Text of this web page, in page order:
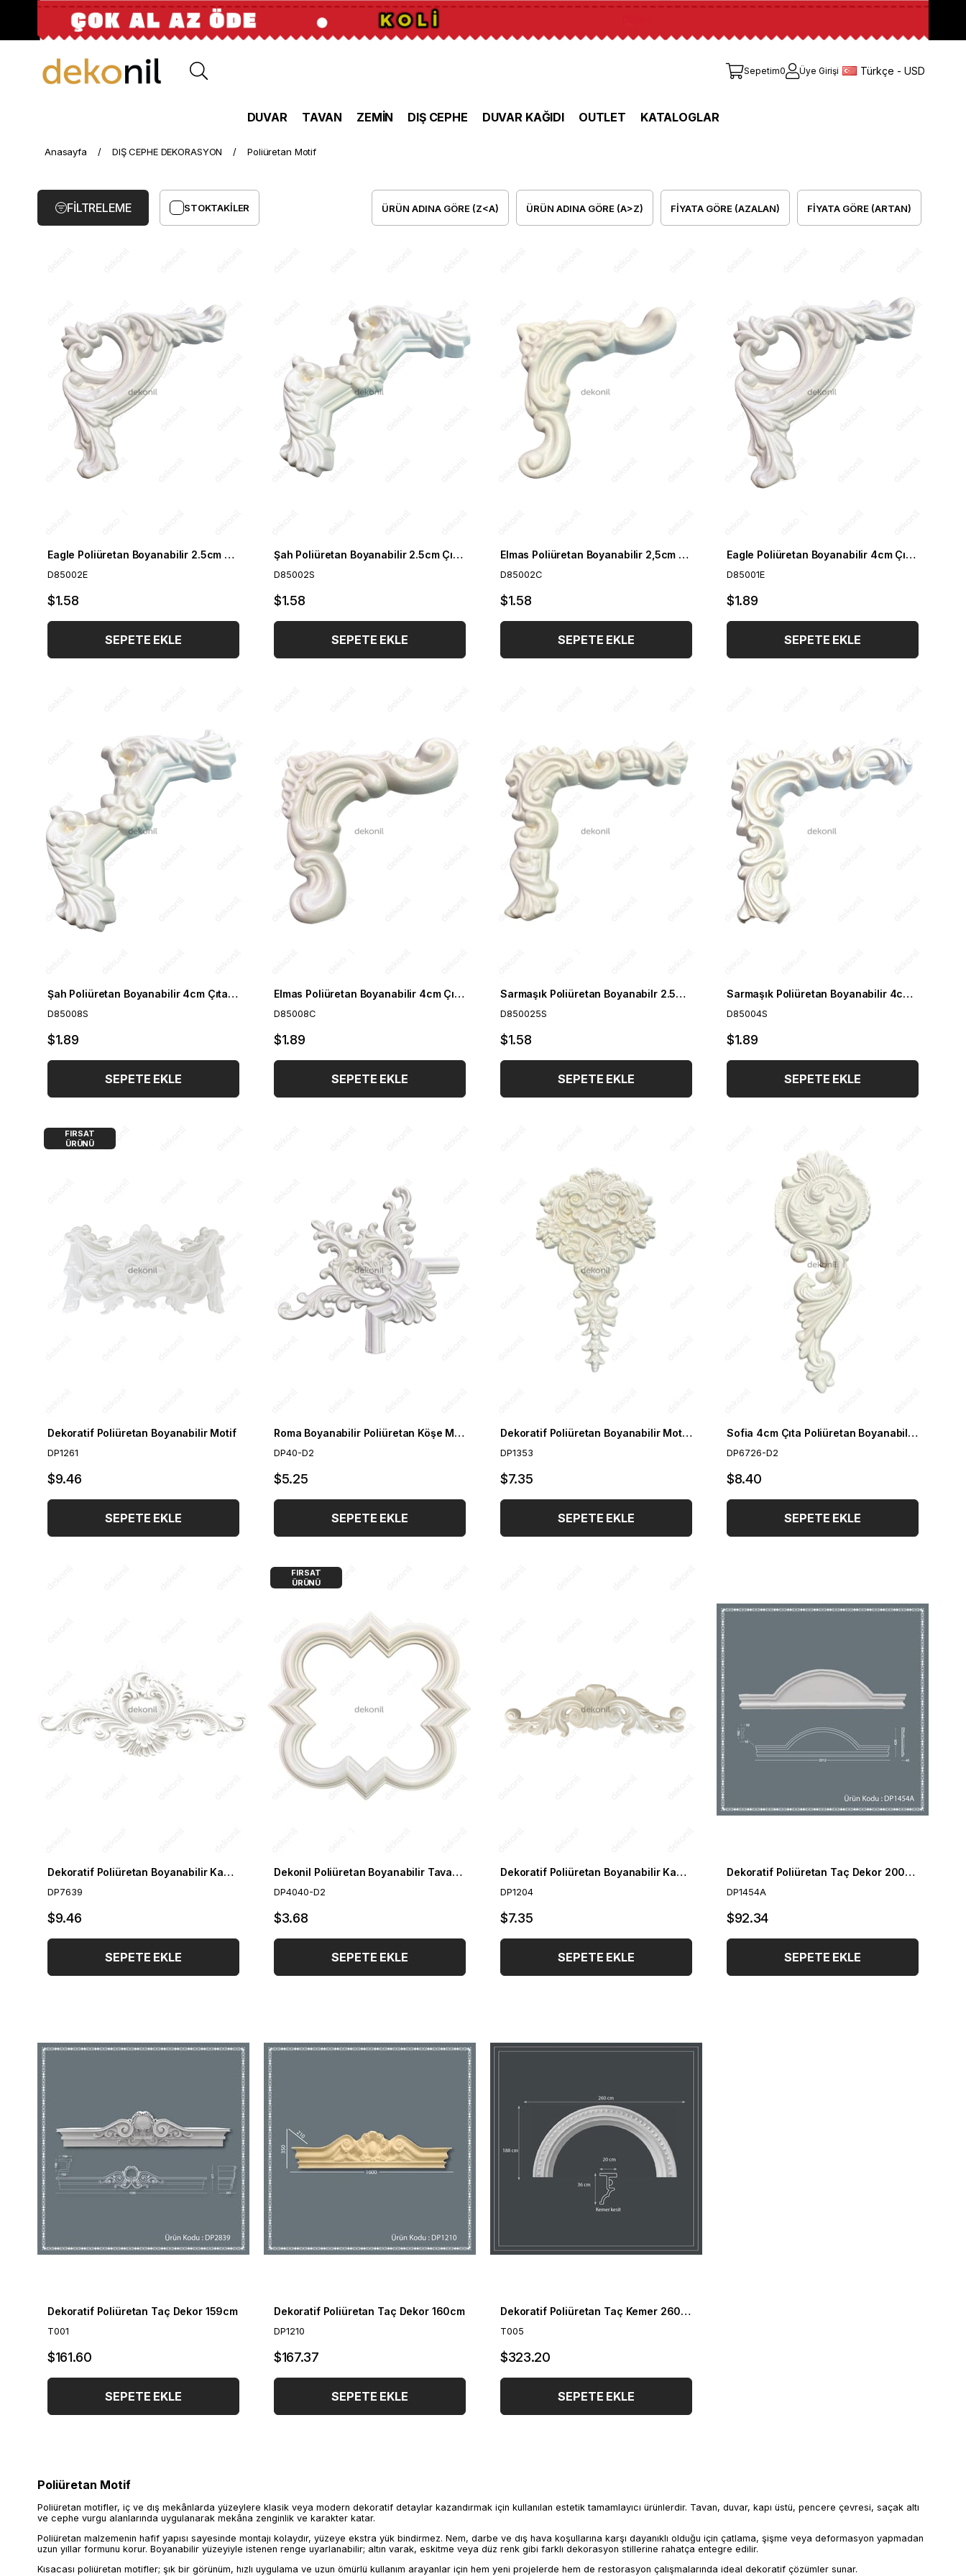
Sepetim0 Üye Girişi Türkçe - USD
DUVAR TAVAN ZEMİN DIŞ CEPHE DUVAR KAĞIDI OUTLET KATALOGLAR
Anasayfa DIŞ CEPHE DEKORASYON Poliüretan Motif
FIYATA GÖRE (ARTAN)
FIYATA GÖRE (AZALAN)
ÜRÜN ADINA GÖRE (A>Z)
ÜRÜN ADINA GÖRE (Z<A)
STOKTAKILER
FILTRELEME
Eagle Poliüretan Boyanabilir 2.5cm Çıta Geçmeli Köşe Motifi
D85002E
$1.58
SEPETE EKLE
Şah Poliüretan Boyanabilir 2.5cm Çıta Geçmeli Köşe Motifi
D85002S
$1.58
SEPETE EKLE
Elmas Poliüretan Boyanabilir 2,5cm Çıta Geçmeli Köşe Motifi
D85002C
$1.58
SEPETE EKLE
Eagle Poliüretan Boyanabilir 4cm Çıta Geçmeli Köşe Motifi
D85001E
$1.89
SEPETE EKLE
Şah Poliüretan Boyanabilir 4cm Çıta Geçmeli Köşe Motifi
D85008S
$1.89
SEPETE EKLE
Elmas Poliüretan Boyanabilir 4cm Çıta Geçmeli Köşe Motifi
D85008C
$1.89
SEPETE EKLE
Sarmaşık Poliüretan Boyanabilr 2.5cm Çıta Geçmeli Köşe Motifi
D850025S
$1.58
SEPETE EKLE
Sarmaşık Poliüretan Boyanabilir 4cm Çıta Geçmeli Köşe Motifi
D85004S
$1.89
SEPETE EKLE
Dekoratif Poliüretan Boyanabilir Motif
DP1261
$9.46
SEPETE EKLE
FIRSAT
ÜRÜNÜ
Roma Boyanabilir Poliüretan Köşe Motif 44*38cm
DP40-D2
$5.25
SEPETE EKLE
Dekoratif Poliüretan Boyanabilir Motif 52*30 cm
DP1353
$7.35
SEPETE EKLE
Sofia 4cm Çıta Poliüretan Boyanabilir Süs Motifi
DP6726-D2
$8.40
SEPETE EKLE
Dekoratif Poliüretan Boyanabilir Kapı Tacı 76 cm
DP7639
$9.46
SEPETE EKLE
Dekonil Poliüretan Boyanabilir Tavan ve Duvar Motifi
DP4040-D2
$3.68
SEPETE EKLE
FIRSAT
ÜRÜNÜ
Dekoratif Poliüretan Boyanabilir Kapı Tacı 62 cm
DP1204
$7.35
SEPETE EKLE
Dekoratif Poliüretan Taç Dekor 200cm
DP1454A
$92.34
SEPETE EKLE
Dekoratif Poliüretan Taç Dekor 159cm
T001
$161.60
SEPETE EKLE
Dekoratif Poliüretan Taç Dekor 160cm
DP1210
$167.37
SEPETE EKLE
Dekoratif Poliüretan Taç Kemer 260*188cm
T005
$323.20
SEPETE EKLE
Poliüretan Motif
Poliüretan motifler, iç ve dış mekânlarda yüzeylere klasik veya modern dekoratif detaylar kazandırmak için kullanılan estetik tamamlayıcı ürünlerdir. Tavan, duvar, kapı üstü, pencere çevresi, saçak altı
ve cephe vurgu alanlarında uygulanarak mekâna zenginlik ve karakter katar.
Poliüretan malzemenin hafif yapısı sayesinde montajı kolaydır, yüzeye ekstra yük bindirmez. Nem, darbe ve dış hava koşullarına karşı dayanıklı olduğu için çatlama, şişme veya deformasyon yapmadan
uzun yıllar formunu korur. Boyanabilir yüzeyiyle istenen renge uyarlanabilir; altın varak, eskitme veya düz renk gibi farklı dekorasyon stillerine rahatça entegre edilir.
Kısacası poliüretan motifler; şık bir görünüm, hızlı uygulama ve uzun ömürlü kullanım arayanlar için hem yeni projelerde hem de restorasyon çalışmalarında ideal dekoratif çözümler sunar.
Poliüretan